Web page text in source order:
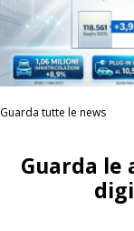
Guarda tutte le news
Guarda le